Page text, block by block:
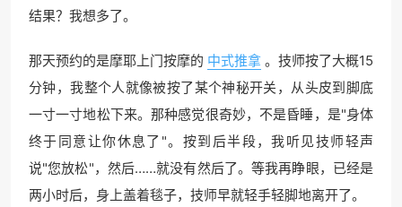
结果？我想多了。
那天预约的是摩耶上门按摩的 中式推拿 。技师按了大概15
分钟，我整个人就像被按了某个神秘开关，从头皮到脚底
一寸一寸地松下来。那种感觉很奇妙，不是昏睡，是"身体
终于同意让你休息了"。按到后半段，我听见技师轻声
说"您放松"，然后……就没有然后了。等我再睁眼，已经是
两小时后，身上盖着毯子，技师早就轻手轻脚地离开了。